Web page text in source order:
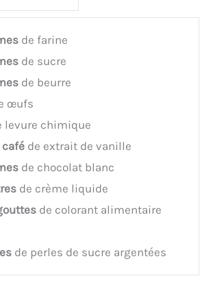
de farine
de sucre
de beurre
œufs
levure chimique
de extrait de vanille
de chocolat blanc
de crème liquide
de colorant alimentaire
de perles de sucre argentées